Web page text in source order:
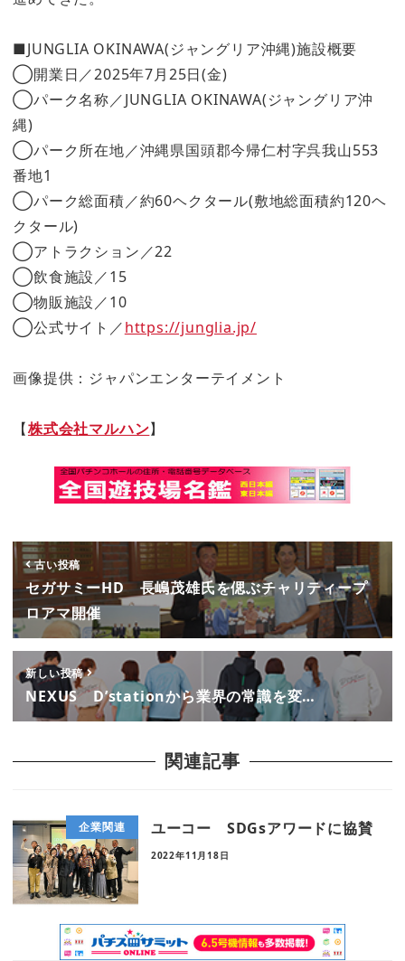
■JUNGLIA OKINAWA(ジャングリア沖縄)施設概要
◯開業日／2025年7月25日(金)
◯パーク名称／JUNGLIA OKINAWA(ジャングリア沖
縄)
◯パーク所在地／沖縄県国頭郡今帰仁村字呉我山553
番地1
◯パーク総面積／約60ヘクタール(敷地総面積約120ヘ
クタール)
◯アトラクション／22
◯飲食施設／15
◯物販施設／10
◯公式サイト／https://junglia.jp/
画像提供：ジャパンエンターテイメント
【株式会社マルハン】
古い投稿
セガサミーHD 長嶋茂雄氏を偲ぶチャリティープ
ロアマ開催
新しい投稿
NEXUS D’stationから業界の常識を変…
関連記事
企業関連 ユーコー SDGsアワードに協賛
2022年11月18日